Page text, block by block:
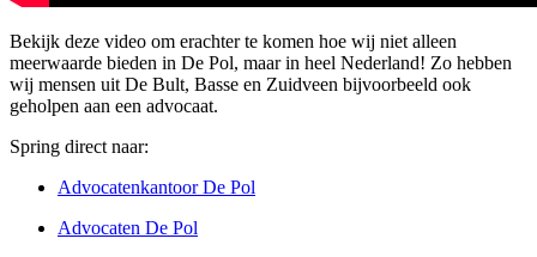
Bekijk deze video om erachter te komen hoe wij niet alleen
meerwaarde bieden in De Pol, maar in heel Nederland! Zo hebben
wij mensen uit De Bult, Basse en Zuidveen bijvoorbeeld ook
geholpen aan een advocaat.
Spring direct naar:
Advocatenkantoor De Pol
Advocaten De Pol